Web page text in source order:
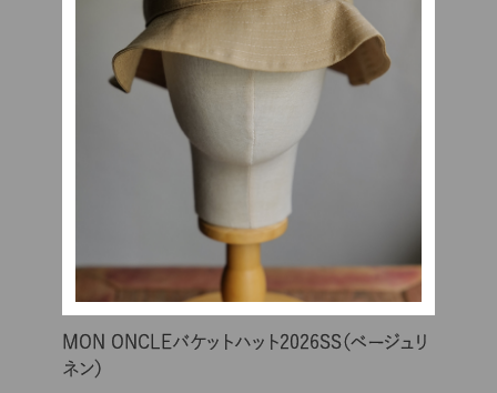
MON ONCLEバケットハット2026SS（ベージュリ
ネン）